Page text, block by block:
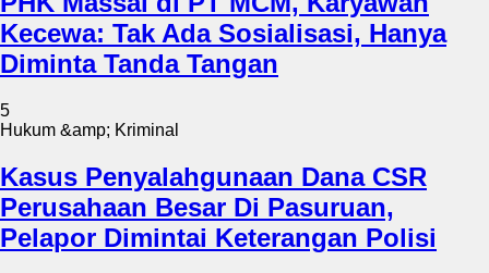
Kecewa: Tak Ada Sosialisasi, Hanya
Diminta Tanda Tangan
5
Hukum &amp; Kriminal
Kasus Penyalahgunaan Dana CSR
Perusahaan Besar Di Pasuruan,
Pelapor Dimintai Keterangan Polisi